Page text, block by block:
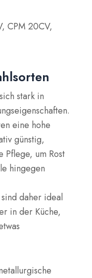
CPM 20CV,
stark in
eine hohe
günstig,
um Rost
hingegen
daher ideal
in der Küche,